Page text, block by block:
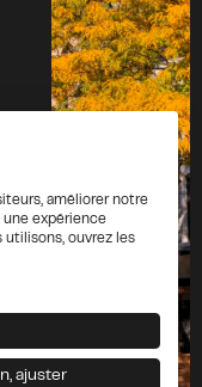
améliorer notre
une expérience
utilisons, ouvrez les
ajuster